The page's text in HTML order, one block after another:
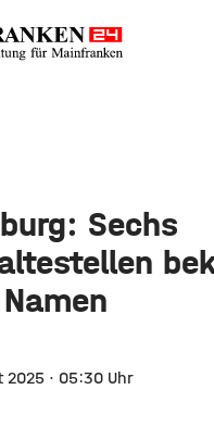
Sechs
2025 · 05:30 Uhr